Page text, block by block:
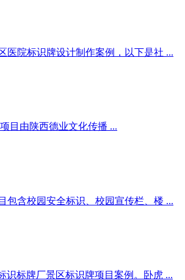
医院标识牌设计制作案例，以下是社 ...
目由陕西德业文化传播 ...
包含校园安全标识、校园宣传栏、楼 ...
识标牌厂景区标识牌项目案例。卧虎 ...